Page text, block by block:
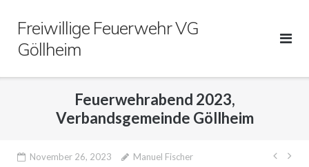
Freiwillige Feuerwehr VG
Göllheim
Feuerwehrabend 2023,
Verbandsgemeinde Göllheim
November 26, 2023 Manuel Fischer